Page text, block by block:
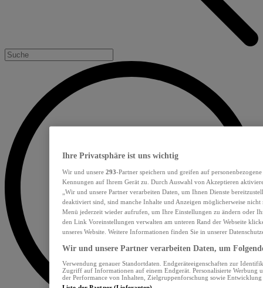
Ihre Privatsphäre ist uns wichtig
Wir und unsere 293-Partner speichern und greifen auf
Kennungen auf Ihrem Gerät zu. Durch Auswahl von Akzeptieren
„Wir und unsere Partner verarbeiten Daten, um Ihnen Dienste
deaktiviert sind, sind manche Inhalte und Anzeigen möglicherweise nicht
Menü jederzeit wieder aufrufen, um Ihre Einstellungen zu ändern oder
den Link Voreinstellungen verwalten am unteren Rand der Webseite
unseres Website. Weitere Informationen finden Sie in unserer
Wir und unsere Partner verarbeiten Daten, um
Verwendung genauer Standortdaten. Endgeräteeigenschaften zur
Zugriff auf Informationen auf einem Endgerät. Personalisierte Werbung
der Performance von Inhalten, Zielgruppenforschung sowie